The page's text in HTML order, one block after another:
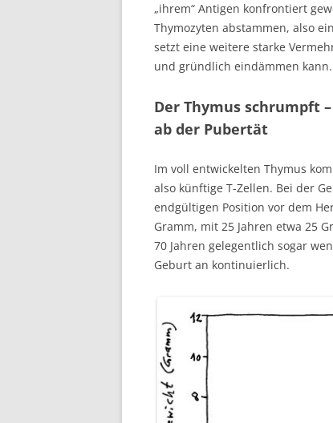
„ihrem“ Antigen konfrontiert
Thymozyten abstammen, also
setzt eine weitere starke
und gründlich eindämmen kann.
Der Thymus schrumpft –
ab der Pubertät
Im voll entwickelten Thymus
also künftige T-Zellen. Bei der
endgültigen Position vor dem
Gramm, mit 25 Jahren etwa 25
70 Jahren gelegentlich sogar
Geburt an kontinuierlich.